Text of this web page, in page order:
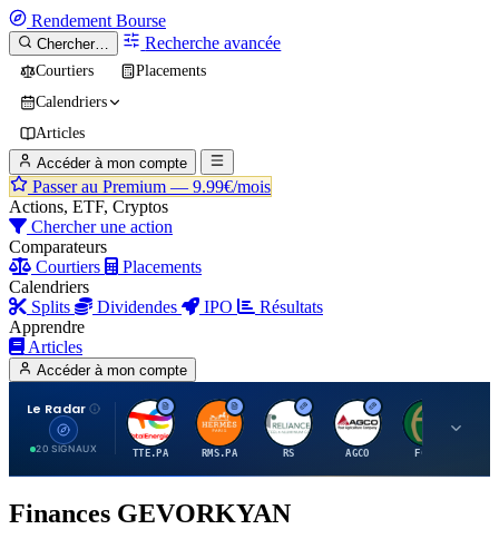
Rendement Bourse
Chercher… Recherche avancée
Courtiers
Placements
Calendriers
Articles
Accéder à mon compte
Passer au Premium — 9.99€/mois
Actions, ETF, Cryptos
Chercher une action
Comparateurs
Courtiers
Placements
Calendriers
Splits
Dividendes IPO
Résultats
Apprendre
Articles
Accéder à mon compte
Le Radar
20 SIGNAUX
T
TTE.PA
H
RMS.PA
R
RS
A
AGCO FCFS
Finances GEVORKYAN